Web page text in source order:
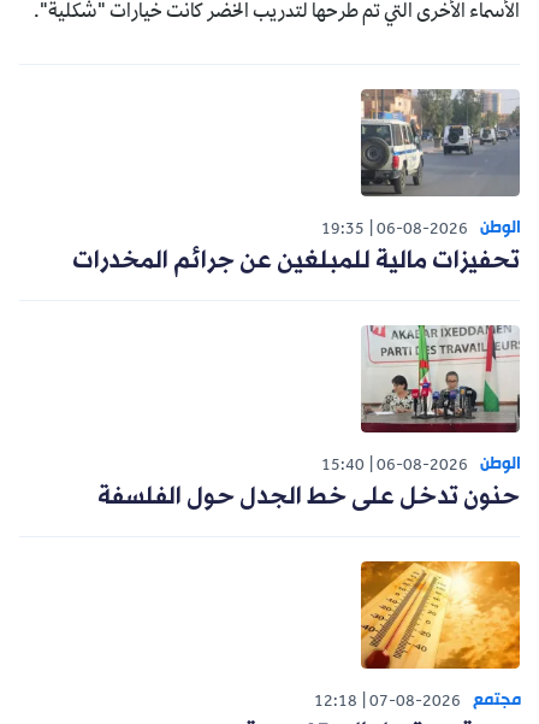
الأسماء الأخرى التي تم طرحها لتدريب الخضر كانت خيارات "شكلية".
الوطن 06-08-2026
19:35
تحفيزات مالية للمبلغين عن جرائم المخدرات
الوطن 06-08-2026
15:40
حنون تدخل على خط الجدل حول الفلسفة
مجتمع 07-08-2026
12:18